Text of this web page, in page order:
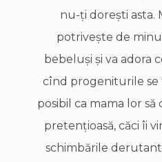
nu-ţi doreşti asta.
potriveşte de
bebeluşi şi va adora
cînd progeniturile se
posibil ca mama lor să
pretenţioasă, căci îi
schimbările